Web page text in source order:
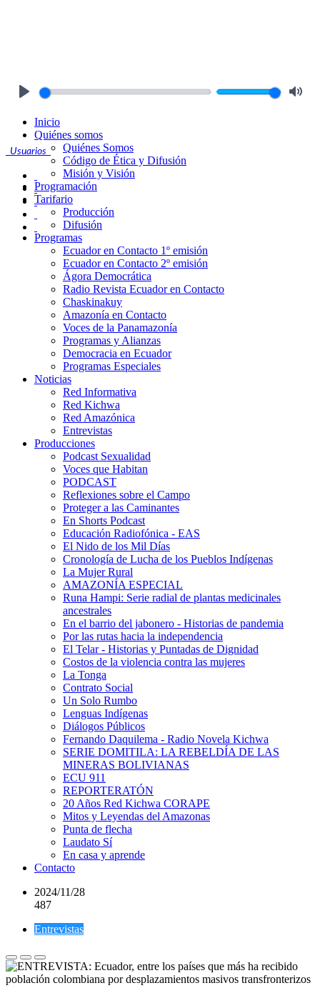
Usuarios
Inicio
Quiénes somos
Quiénes Somos
Código de Ética y Difusión
Misión y Visión
Programación
Tarifario
Producción
Difusión
Programas
Ecuador en Contacto 1º emisión
Ecuador en Contacto 2º emisión
Ágora Democrática
Radio Revista Ecuador en Contacto
Chaskinakuy
Amazonía en Contacto
Voces de la Panamazonía
Programas y Alianzas
Democracia en Ecuador
Programas Especiales
Noticias
Red Informativa
Red Kichwa
Red Amazónica
Entrevistas
Producciones
Podcast Sexualidad
Voces que Habitan
PODCAST
Reflexiones sobre el Campo
Proteger a las Caminantes
En Shorts Podcast
Educación Radiofónica - EAS
El Nido de los Mil Días
Cronología de Lucha de los Pueblos Indígenas
La Mujer Rural
AMAZONÍA ESPECIAL
Runa Hampi: Serie radial de plantas medicinales
ancestrales
En el barrio del jabonero - Historias de pandemia
Por las rutas hacia la independencia
El Telar - Historias y Puntadas de Dignidad
Costos de la violencia contra las mujeres
La Tonga
Contrato Social
Un Solo Rumbo
Lenguas Indígenas
Diálogos Públicos
Fernando Daquilema - Radio Novela Kichwa
SERIE DOMITILA: LA REBELDÍA DE LAS
MINERAS BOLIVIANAS
ECU 911
REPORTERATÓN
20 Años Red Kichwa CORAPE
Mitos y Leyendas del Amazonas
Punta de flecha
Laudato Sí
En casa y aprende
Contacto
2024/11/28
487
Entrevistas